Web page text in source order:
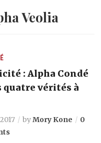
Veolia
: Alpha Condé
quatre vérités à
byMory Kone
0